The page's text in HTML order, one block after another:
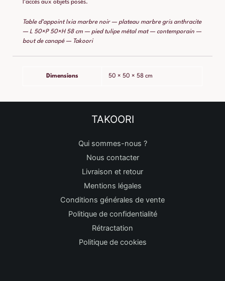
l’accès aux objets posés.
Table d’appoint Ixia marbre noir — plateau marbre gris anthracite
— L 50×P 50×H 58 cm — pied tulipe métal mat — contemporain —
bout de canapé — Takoori
Dimensions 50 × 50 × 58 cm
TAKOORI
Qui sommes-nous ?
Nous contacter
Livraison et retour
Mentions légales
Conditions générales de vente
Politique de confidentialité
Rétractation
Politique de cookies